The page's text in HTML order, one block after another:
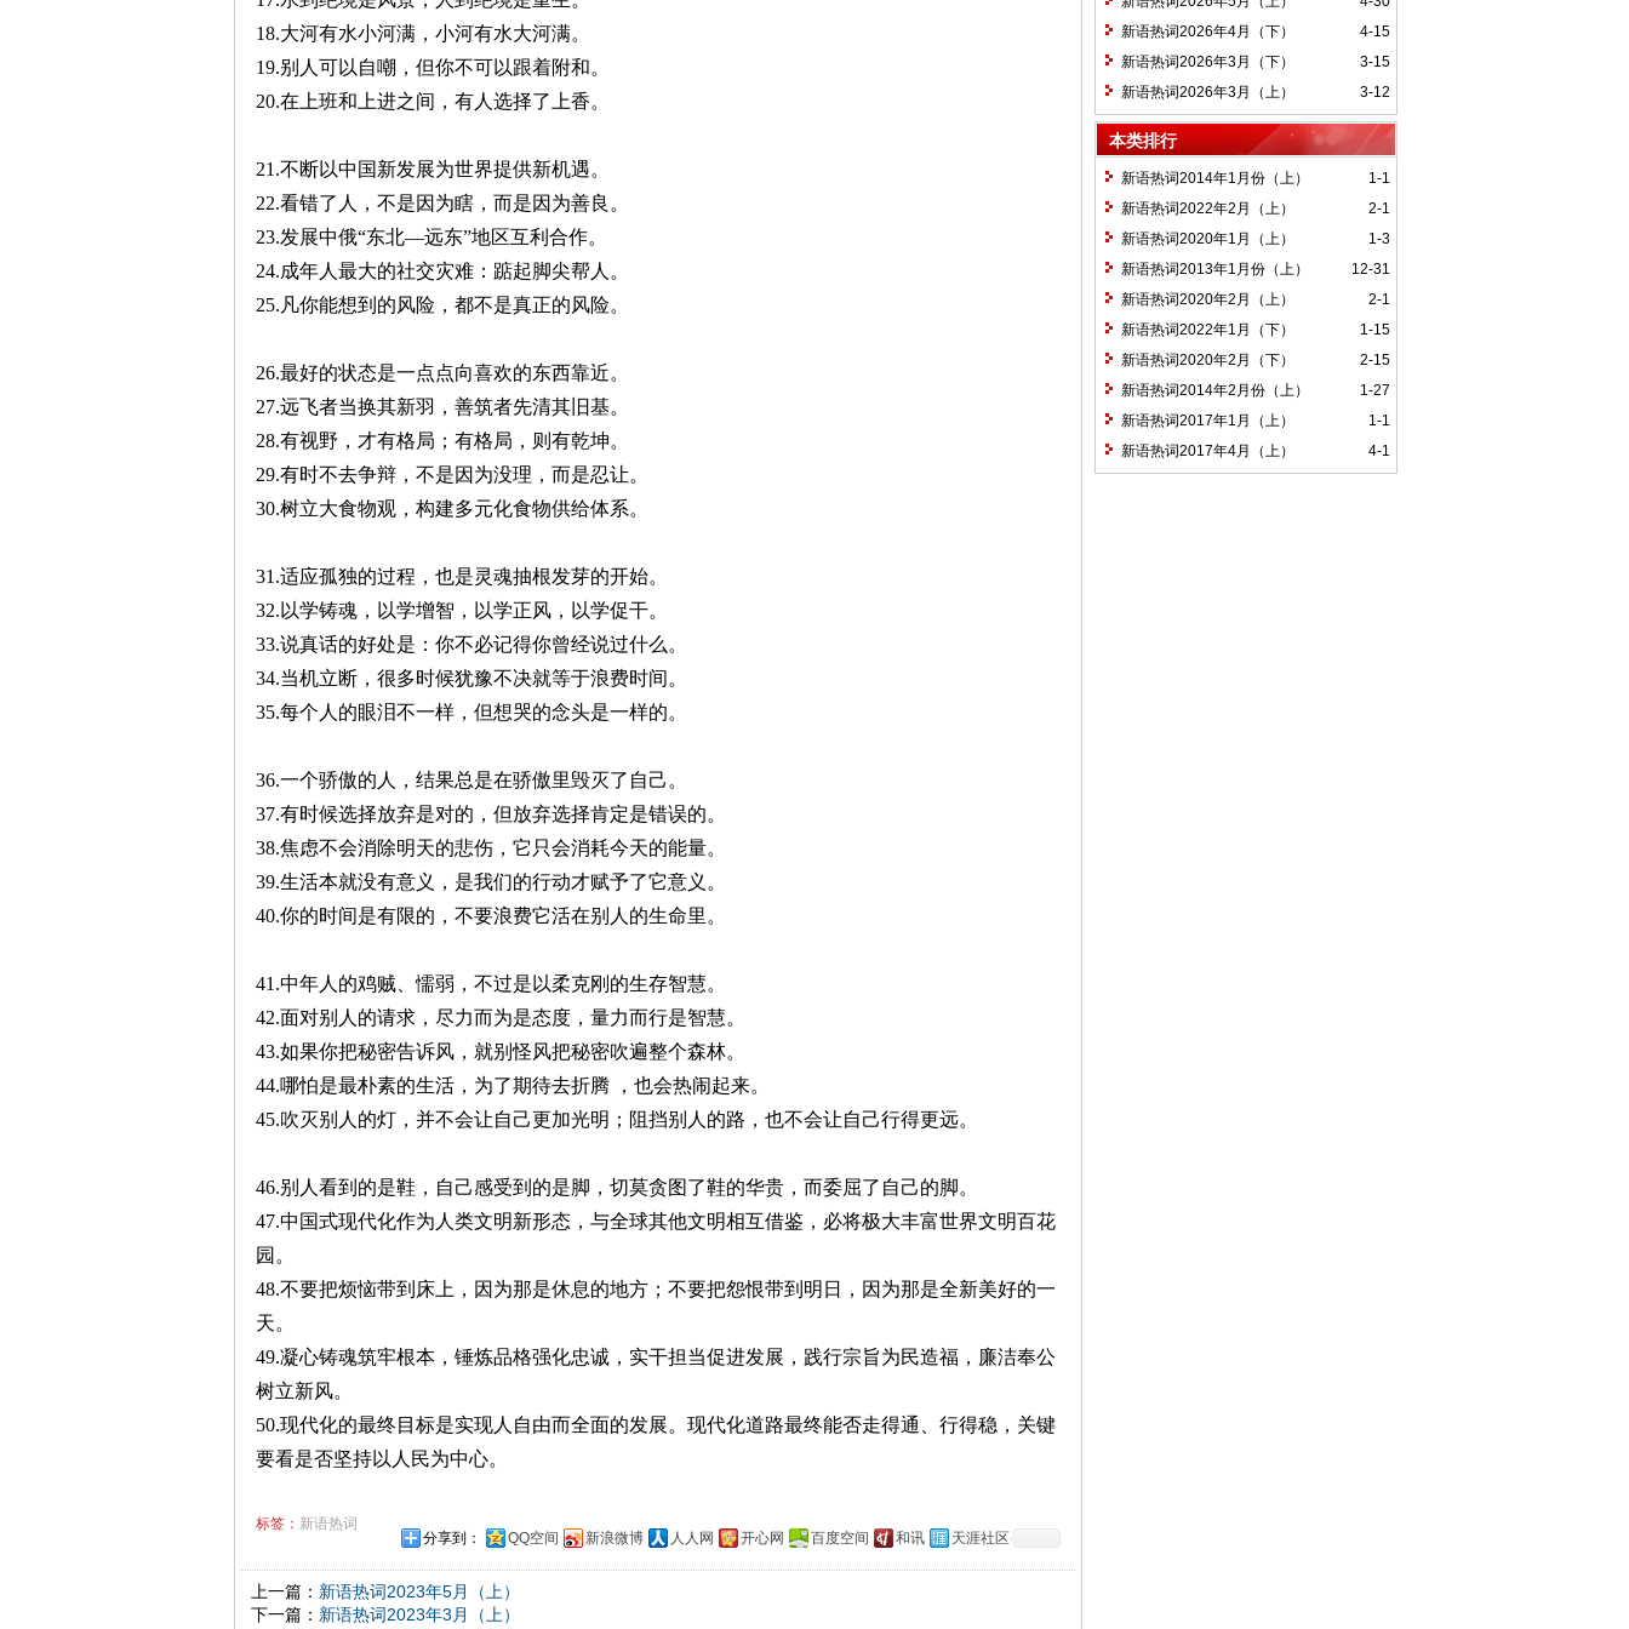
18.大河有水小河满，小河有水大河满。
19.别人可以自嘲，但你不可以跟着附和。
20.在上班和上进之间，有人选择了上香。
21.不断以中国新发展为世界提供新机遇。
22.看错了人，不是因为瞎，而是因为善良。
23.发展中俄“东北—远东”地区互利合作。
24.成年人最大的社交灾难：踮起脚尖帮人。
25.凡你能想到的风险，都不是真正的风险。
26.最好的状态是一点点向喜欢的东西靠近。
27.远飞者当换其新羽，善筑者先清其旧基。
28.有视野，才有格局；有格局，则有乾坤。
29.有时不去争辩，不是因为没理，而是忍让。
30.树立大食物观，构建多元化食物供给体系。
31.适应孤独的过程，也是灵魂抽根发芽的开始。
32.以学铸魂，以学增智，以学正风，以学促干。
33.说真话的好处是：你不必记得你曾经说过什么。
34.当机立断，很多时候犹豫不决就等于浪费时间。
35.每个人的眼泪不一样，但想哭的念头是一样的。
36.一个骄傲的人，结果总是在骄傲里毁灭了自己。
37.有时候选择放弃是对的，但放弃选择肯定是错误的。
38.焦虑不会消除明天的悲伤，它只会消耗今天的能量。
39.生活本就没有意义，是我们的行动才赋予了它意义。
40.你的时间是有限的，不要浪费它活在别人的生命里。
41.中年人的鸡贼、懦弱，不过是以柔克刚的生存智慧。
42.面对别人的请求，尽力而为是态度，量力而行是智慧。
43.如果你把秘密告诉风，就别怪风把秘密吹遍整个森林。
44.哪怕是最朴素的生活，为了期待去折腾 ，也会热闹起来。
45.吹灭别人的灯，并不会让自己更加光明；阻挡别人的路，也不会让自己行得更远。
46.别人看到的是鞋，自己感受到的是脚，切莫贪图了鞋的华贵，而委屈了自己的脚。
47.中国式现代化作为人类文明新形态，与全球其他文明相互借鉴，必将极大丰富世界文明百花
园。
48.不要把烦恼带到床上，因为那是休息的地方；不要把怨恨带到明日，因为那是全新美好的一
天。
49.凝心铸魂筑牢根本，锤炼品格强化忠诚，实干担当促进发展，践行宗旨为民造福，廉洁奉公
树立新风。
50.现代化的最终目标是实现人自由而全面的发展。现代化道路最终能否走得通、行得稳，关键
要看是否坚持以人民为中心。
标签： 新语热词
分享到：
QQ空间 新浪微博 人人网 开心网 百度空间 和讯 天涯社区
上一篇： 新语热词2023年5月（上）
下一篇： 新语热词2023年3月（上）
4-15
新语热词2026年4月（下）
3-15
新语热词2026年3月（下）
3-12
新语热词2026年3月（上）
本类排行
1-1
新语热词2014年1月份（上）
2-1
新语热词2022年2月（上）
1-3
新语热词2020年1月（上）
12-31
新语热词2013年1月份（上）
2-1
新语热词2020年2月（上）
1-15
新语热词2022年1月（下）
2-15
新语热词2020年2月（下）
1-27
新语热词2014年2月份（上）
1-1
新语热词2017年1月（上）
4-1
新语热词2017年4月（上）